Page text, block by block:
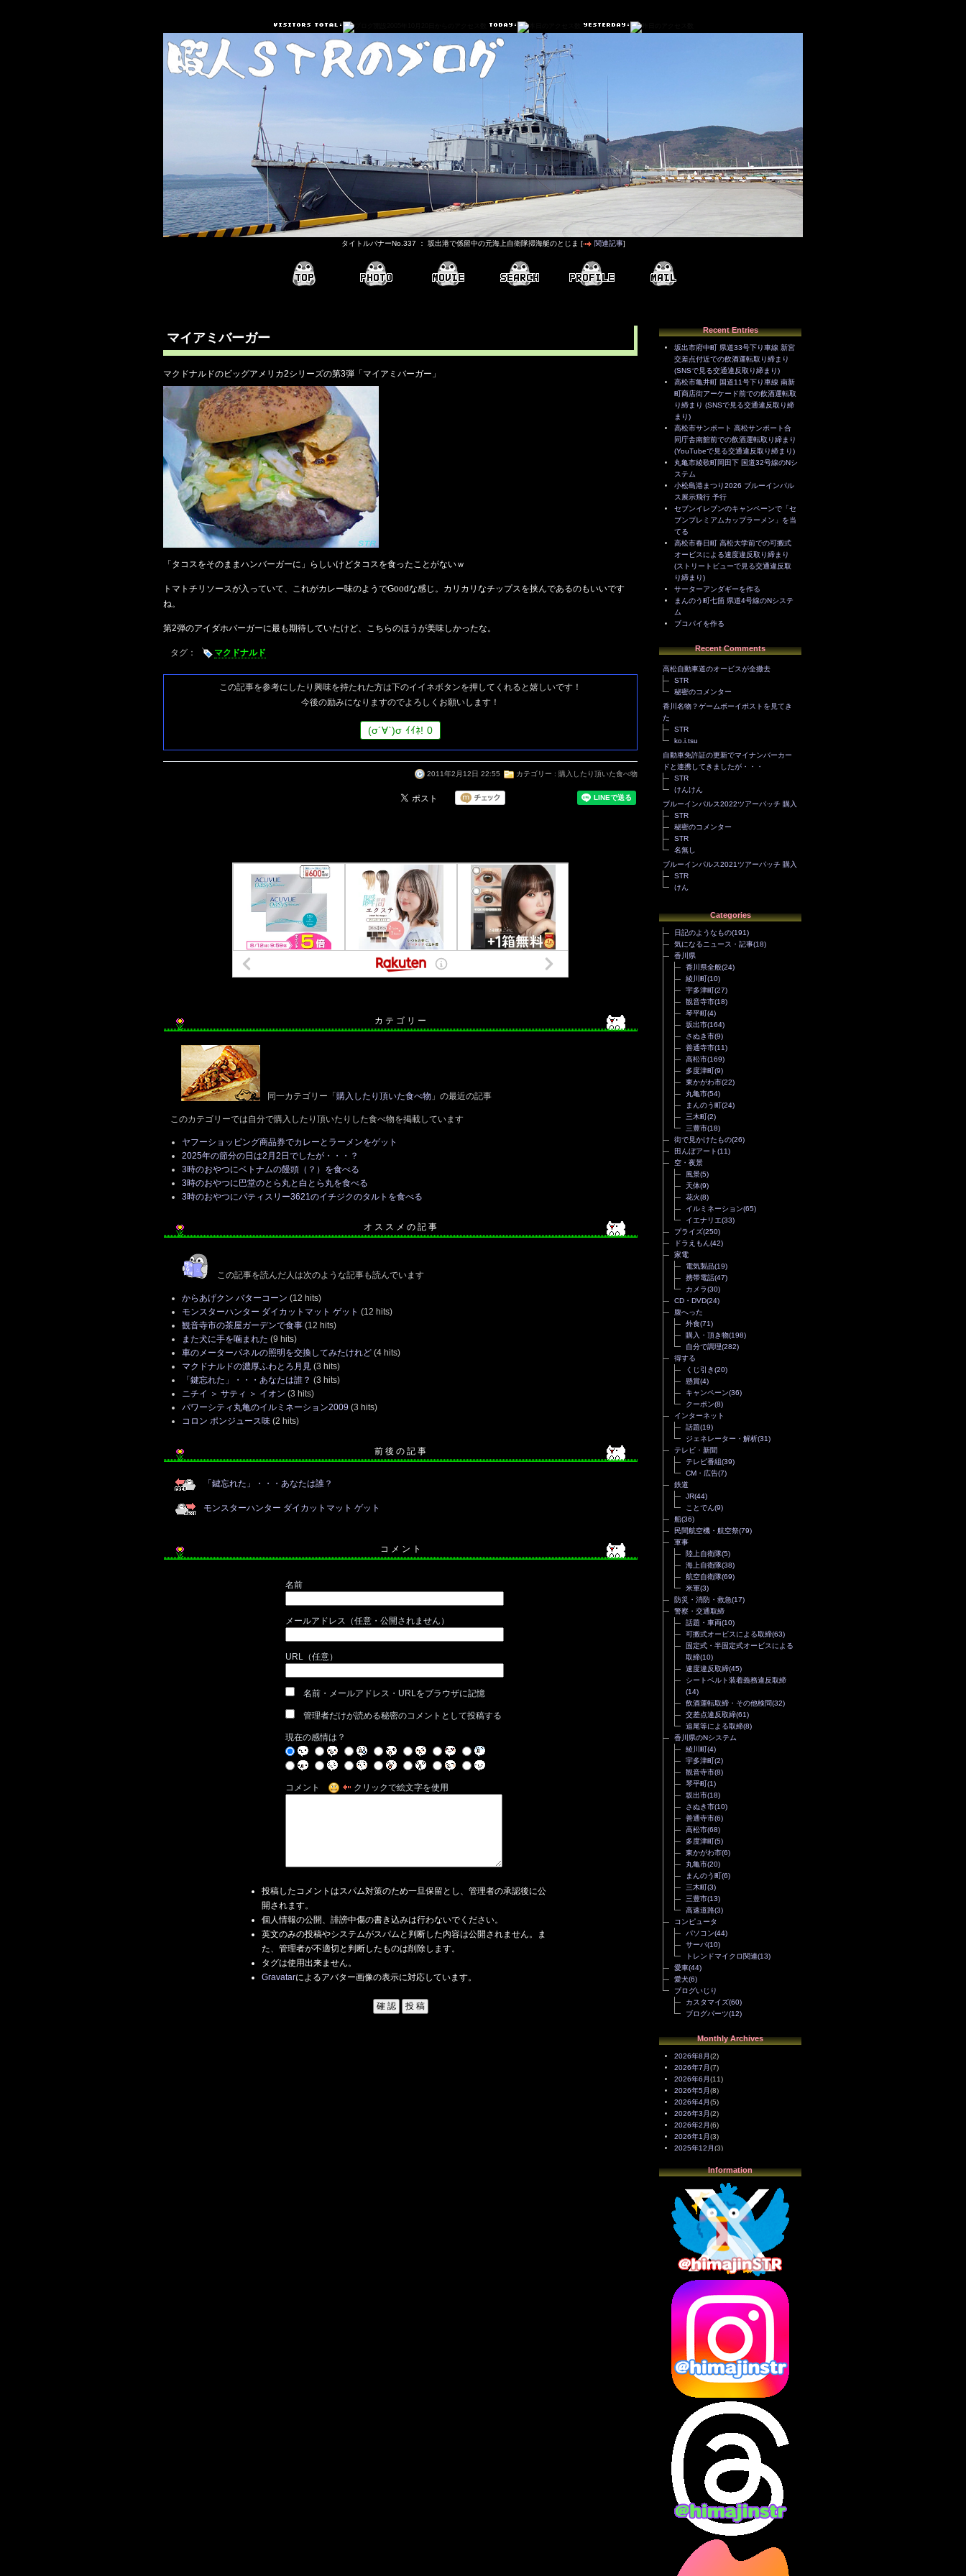
タイトルバナーNo.337 ： 坂出港で係留中の元海上自衛隊掃海艇のとじま [ 関連記事]
マイアミバーガー
マクドナルドのビッグアメリカ2シリーズの第3弾「マイアミバーガー」
「タコスをそのままハンバーガーに」らしいけどタコスを食ったことがないｗ
トマトチリソースが入っていて、これがカレー味のようでGoodな感じ。カリカリなチップスを挟んであるのもいいです
ね。
第2弾のアイダホバーガーに最も期待していたけど、こちらのほうが美味しかったな。
タグ： マクドナルド
この記事を参考にしたり興味を持たれた方は下のイイネボタンを押してくれると嬉しいです！
今後の励みになりますのでよろしくお願いします！
(σ´∀`)σ ｲｲﾈ! 0
2011年2月12日 22:55 カテゴリー : 購入したり頂いた食べ物
カ テ ゴ リ ー
同一カテゴリー「 購入したり頂いた食べ物 」の最近の記事
このカテゴリーでは自分で購入したり頂いたりした食べ物を掲載しています
ヤフーショッピング商品券でカレーとラーメンをゲット
2025年の節分の日は2月2日でしたが・・・？
3時のおやつにベトナムの饅頭（？）を食べる
3時のおやつに巴堂のとら丸と白とら丸を食べる
3時のおやつにパティスリー3621のイチジクのタルトを食べる
オ ス ス メ の 記 事
この記事を読んだ人は次のような記事も読んでいます
からあげクン バターコーン (12 hits)
モンスターハンター ダイカットマット ゲット (12 hits)
観音寺市の茶屋ガーデンで食事 (12 hits)
また犬に手を噛まれた (9 hits)
車のメーターパネルの照明を交換してみたけれど (4 hits)
マクドナルドの濃厚ふわとろ月見 (3 hits)
「鍵忘れた」・・・あなたは誰？ (3 hits)
ニチイ ＞ サティ ＞ イオン (3 hits)
パワーシティ丸亀のイルミネーション2009 (3 hits)
コロン ポンジュース味 (2 hits)
前 後 の 記 事
「鍵忘れた」・・・あなたは誰？
モンスターハンター ダイカットマット ゲット
コ メ ン ト
名前
メールアドレス（任意・公開されません）
URL（任意）
名前・メールアドレス・URLをブラウザに記憶
管理者だけが読める秘密のコメントとして投稿する
現在の感情は？
コメント クリックで絵文字を使用
投稿したコメントはスパム対策のため一旦保留とし、管理者の承認後に公
開されます。
個人情報の公開、誹謗中傷の書き込みは行わないでください。
英文のみの投稿やシステムがスパムと判断した内容は公開されません。ま
た、管理者が不適切と判断したものは削除します。
タグは使用出来ません。
Gravatarによるアバター画像の表示に対応しています。
Recent Entries
坂出市府中町 県道33号下り車線 新宮
交差点付近での飲酒運転取り締まり
(SNSで見る交通違反取り締まり)
高松市亀井町 国道11号下り車線 南新
町商店街アーケード前での飲酒運転取
り締まり (SNSで見る交通違反取り締
まり)
高松市サンポート 高松サンポート合
同庁舎南館前での飲酒運転取り締まり
(YouTubeで見る交通違反取り締まり)
丸亀市綾歌町岡田下 国道32号線のNシ
ステム
小松島港まつり2026 ブルーインパル
ス展示飛行 予行
セブンイレブンのキャンペーンで「セ
ブンプレミアムカップラーメン」を当
てる
高松市春日町 高松大学前での可搬式
オービスによる速度違反取り締まり
(ストリートビューで見る交通違反取
り締まり)
サーターアンダギーを作る
まんのう町七箇 県道4号線のNシステ
ム
ブコパイを作る
Recent Comments
高松自動車道のオービスが全撤去
STR
秘密のコメンター
香川名物？ゲームボーイポストを見てき
た
STR
ko.i.tsu
自動車免許証の更新でマイナンバーカー
ドと連携してきましたが・・・
STR
けんけん
ブルーインパルス2022ツアーパッチ 購入
STR
秘密のコメンター
STR
名無し
ブルーインパルス2021ツアーパッチ 購入
STR
けん
Categories
日記のようなもの(191)
気になるニュース・記事(18)
香川県
香川県全般(24)
綾川町(10)
宇多津町(27)
観音寺市(18)
琴平町(4)
坂出市(164)
さぬき市(9)
善通寺市(11)
高松市(169)
多度津町(9)
東かがわ市(22)
丸亀市(54)
まんのう町(24)
三木町(2)
三豊市(18)
街で見かけたもの(26)
田んぼアート(11)
空・夜景
風景(5)
天体(9)
花火(8)
イルミネーション(65)
イエナリエ(33)
プライズ(250)
ドラえもん(42)
家電
電気製品(19)
携帯電話(47)
カメラ(30)
CD・DVD(24)
腹へった
外食(71)
購入・頂き物(198)
自分で調理(282)
得する
くじ引き(20)
懸賞(4)
キャンペーン(36)
クーポン(8)
インターネット
話題(19)
ジェネレーター・解析(31)
テレビ・新聞
テレビ番組(39)
CM・広告(7)
鉄道
JR(44)
ことでん(9)
船(36)
民間航空機・航空祭(79)
軍事
陸上自衛隊(5)
海上自衛隊(38)
航空自衛隊(69)
米軍(3)
防災・消防・救急(17)
警察・交通取締
話題・車両(10)
可搬式オービスによる取締(63)
固定式・半固定式オービスによる
取締(10)
速度違反取締(45)
シートベルト装着義務違反取締
(14)
飲酒運転取締・その他検問(32)
交差点違反取締(61)
追尾等による取締(8)
香川県のNシステム
綾川町(4)
宇多津町(2)
観音寺市(8)
琴平町(1)
坂出市(18)
さぬき市(10)
善通寺市(6)
高松市(68)
多度津町(5)
東かがわ市(6)
丸亀市(20)
まんのう町(6)
三木町(3)
三豊市(13)
高速道路(3)
コンピュータ
パソコン(44)
サーバ(10)
トレンドマイクロ関連(13)
愛車(44)
愛犬(6)
ブログいじり
カスタマイズ(60)
ブログパーツ(12)
Monthly Archives
2026年8月(2)
2026年7月(7)
2026年6月(11)
2026年5月(8)
2026年4月(5)
2026年3月(2)
2026年2月(6)
2026年1月(3)
2025年12月(3)
2025年10月(3)
2025年8月 (3)
2025年7月(2)
2025年6月(1)
2025年5月
(7)
2025年4月(2)
2025年3月 (8)
2025年2月(10)
2025年1月
2024年12月
2024年11月(13)
2024年10月
2024年9月 (14)
2024年8月 (13)
2024年7月
(7)
2024年6月(10)
2024年5月(12)
2024年4月(15)
2024年3月
2024年1月
2023年12月
2023年11月 (4)
2023年10月
(3)
2023年9月
2023年8月(12)
2023年7月
(14)
2023年6月
2023年5月
(5)
2023年4月(6)
2023年3月
(3)
2023年1月
2022年12月
2022年11月
Information